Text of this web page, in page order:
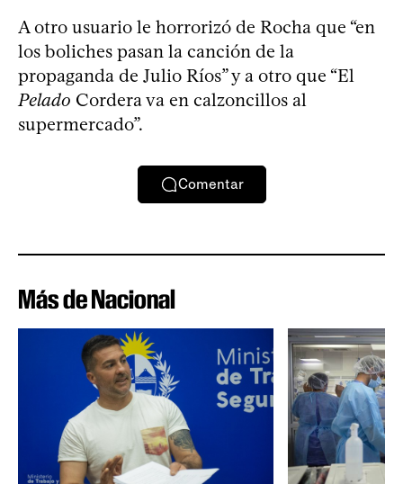
A otro usuario le horrorizó de Rocha que “en
los boliches pasan la canción de la
propaganda de Julio Ríos” y a otro que “El
Pelado Cordera va en calzoncillos al
supermercado”.
Comentar
Más de Nacional